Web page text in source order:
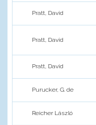
Pratt, David
Pratt, David
Pratt, David
Purucker, G. de
Reicher László